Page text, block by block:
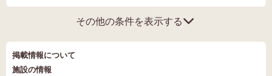
その他の条件を表示する
掲載情報について
施設の情報